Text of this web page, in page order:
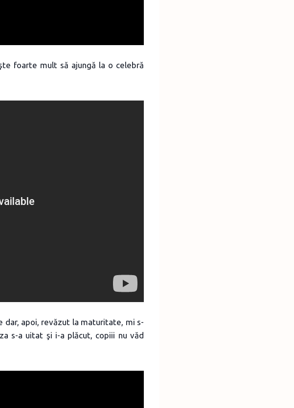
foarte mult să ajungă la o celebră
dar, apoi, revăzut la maturitate, mi s-
s-a uitat şi i-a plăcut, copiii nu văd